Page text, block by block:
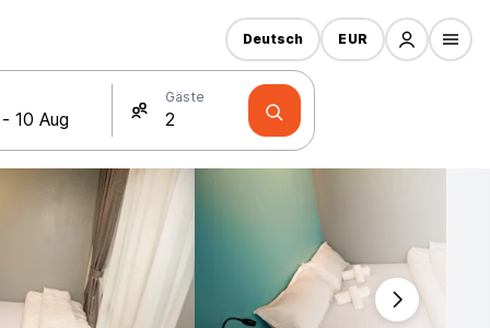
Gäste
Deutsch EUR